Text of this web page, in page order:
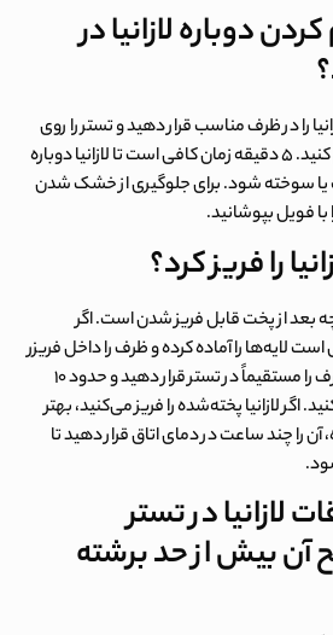
دوباره لازانیا در
را در ظرف مناسب قرار دهید و تستر را روی
دمای ۱۵۰ تا ۱۶۰ درجه تنظیم کنید. ۵ دقیقه زمان کافی است تا لازانیا دوباره
سوخته شود. برای جلوگیری از خشک شدن
فویل بپوشانید.
را فریز کرد؟
چه بعد از پخت قابل فریز شدن است. اگر
لایه‌ها را آماده کرده و ظرف را داخل فریزر
بگذارید. در زمان مصرف، ظرف را مستقیماً در تستر قرار دهید و حدود ۱۰
اگر لازانیا پخته‌شده را فریز می‌کنید، بهتر
را چند ساعت در دمای اتاق قرار دهید تا
لازانیا در تستر
بیش از حد برشته